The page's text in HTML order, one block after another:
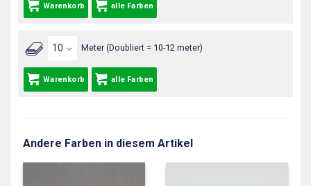
Warenkorb alle Farben
Meter (Doubliert = 10-12 meter)
Warenkorb alle Farben
Andere Farben in diesem Artikel